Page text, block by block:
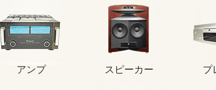
アンプ スピーカー プ